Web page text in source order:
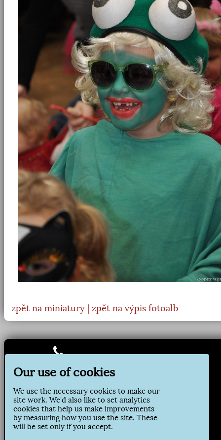
zpět na miniatury zpět na výpis fotoalb
285 09 Kácov
oupodatelna@kacov.cz
IČ: 00236144
DIČ: CZ00236144
ID datové schránky: 439bdrt
Our use of cookies
We use the necessary cookies to make our
site work. We'd also like to set analytics
cookies that help us make improvements
by measuring how you use the site. These
will be set only if you accept.